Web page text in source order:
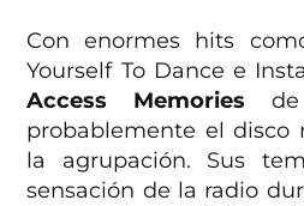
Con enormes hits
Yourself To Dance e
Access Memories
probablemente el disco
la agrupación. Sus
sensación de la radio